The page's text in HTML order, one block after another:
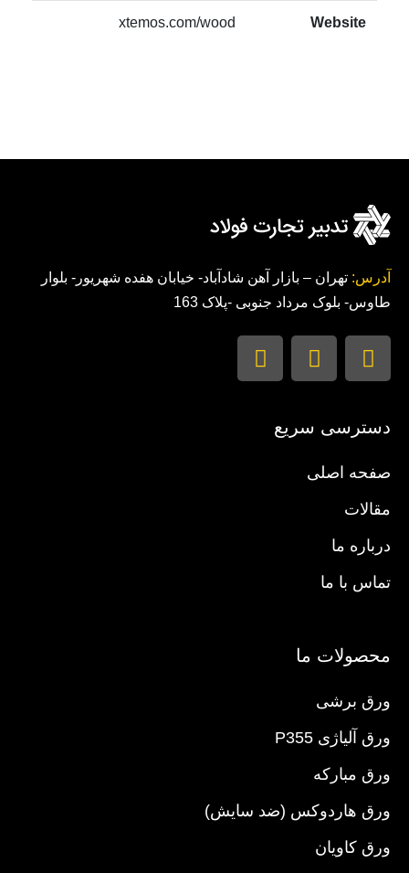
Website
xtemos.com/wood
آدرس: تهران – بازار آهن شادآباد- خیابان هفده شهریور- بلوار
طاوس- بلوک مرداد جنوبی -پلاک 163
دسترسی سریع
صفحه اصلی
مقالات
درباره ما
تماس با ما
محصولات ما
ورق برشی
ورق آلیاژی P355
ورق مبارکه
ورق هاردوکس (ضد سایش)
ورق کاویان